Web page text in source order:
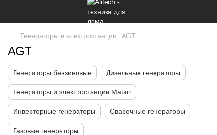
Генераторы и электростанции AGT
AGT
Генераторы бензиновые Дизельные генераторы
Генераторы и электростанции Matari
Инверторные генераторы Сварочные генераторы
Газовые генераторы